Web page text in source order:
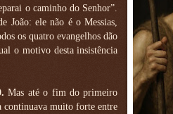
o caminho do Senhor”.
João: ele não é o Messias,
os quatro evangelhos dão
o motivo desta insistência
Mas até o fim do primeiro
continuava muito forte entre